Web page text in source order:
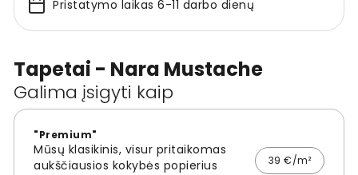
Tapetai - Nara Mustache
Galima įsigyti kaip
"Premium"
Mūsų klasikinis, visur pritaikomas
aukščiausios kokybės popierius
39 €/m²
Pristatymo laikas 6-11 darbo dienų